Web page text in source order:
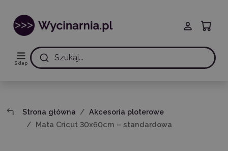
Sklep
Szukaj...
Strona główna
Akcesoria ploterowe
Mata Cricut 30x60cm – standardowa